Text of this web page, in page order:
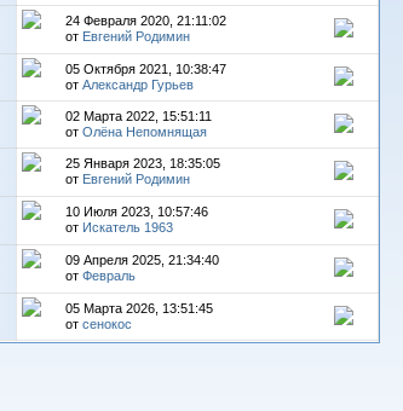
24 Февраля 2020, 21:11:02
от Евгений Родимин
05 Октября 2021, 10:38:47
от Александр Гурьев
02 Марта 2022, 15:51:11
от Олёна Непомнящая
25 Января 2023, 18:35:05
от Евгений Родимин
10 Июля 2023, 10:57:46
от Искатель 1963
09 Апреля 2025, 21:34:40
от Февраль
05 Марта 2026, 13:51:45
от сенокос